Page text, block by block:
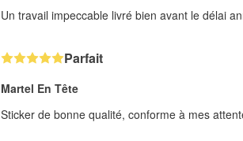
Un travail impeccable livré bien avant le délai
Parfait
Martel En Tête
Sticker de bonne qualité, conforme à mes